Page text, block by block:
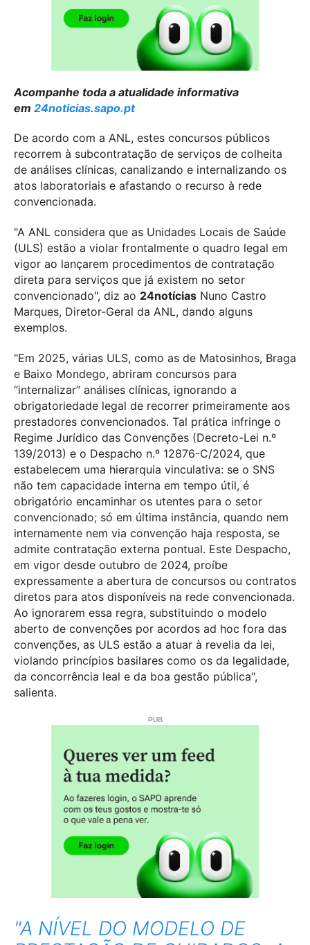
Acompanhe toda a atualidade informativa
em 24noticias.sapo.pt
De acordo com a ANL, estes concursos públicos
recorrem à subcontratação de serviços de colheita
de análises clínicas, canalizando e internalizando os
atos laboratoriais e afastando o recurso à rede
convencionada.
"A ANL considera que as Unidades Locais de Saúde
(ULS) estão a violar frontalmente o quadro legal em
vigor ao lançarem procedimentos de contratação
direta para serviços que já existem no setor
convencionado", diz ao 24notícias Nuno Castro
Marques, Diretor-Geral da ANL, dando alguns
exemplos.
"Em 2025, várias ULS, como as de Matosinhos, Braga
e Baixo Mondego, abriram concursos para
“internalizar” análises clínicas, ignorando a
obrigatoriedade legal de recorrer primeiramente aos
prestadores convencionados. Tal prática infringe o
Regime Jurídico das Convenções (Decreto-Lei n.º
139/2013) e o Despacho n.º 12876-C/2024, que
estabelecem uma hierarquia vinculativa: se o SNS
não tem capacidade interna em tempo útil, é
obrigatório encaminhar os utentes para o setor
convencionado; só em última instância, quando nem
internamente nem via convenção haja resposta, se
admite contratação externa pontual. Este Despacho,
em vigor desde outubro de 2024, proíbe
expressamente a abertura de concursos ou contratos
diretos para atos disponíveis na rede convencionada.
Ao ignorarem essa regra, substituindo o modelo
aberto de convenções por acordos ad hoc fora das
convenções, as ULS estão a atuar à revelia da lei,
violando princípios basilares como os da legalidade,
da concorrência leal e da boa gestão pública",
salienta.
"A NÍVEL DO MODELO DE